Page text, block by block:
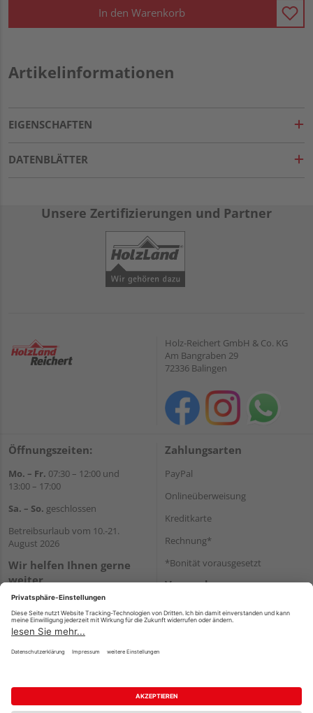
In den Warenkorb
Artikelinformationen
EIGENSCHAFTEN
DATENBLÄTTER
Unsere Zertifizierungen und Partner
Holz-Reichert GmbH & Co. KG
Am Bangraben 29
72336 Balingen
Öffnungszeiten:
Mo. – Fr. 07:30 – 12:00 und
13:00 – 17:00
Sa. – So. geschlossen
Betreibsurlaub vom 10.-21.
August 2026
Wir helfen Ihnen gerne
weiter
Tel.:07433904650
WhatsApp
Zahlungsarten
PayPal
Onlineüberweisung
Kreditkarte
Rechnung*
*Bonität vorausgesetzt
Versand
Impressum AGB Widerruf
Datenschutz
Reservierungsbedingungen
Vertrag widerrufen